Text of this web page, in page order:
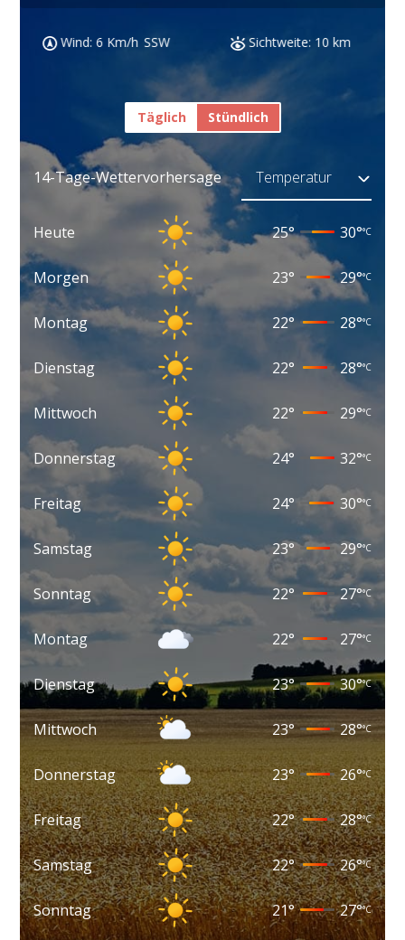
Sichtweite: 10 km Luftfeuchtigkeit: 49 %
Täglich Stündlich
14-Tage-Wettervorhersage
Heute 25° 30°°C
Morgen 23° 29°°C
Montag 22° 28°°C
Dienstag 22° 28°°C
Mittwoch 22° 29°°C
Donnerstag 24° 32°°C
Freitag 24° 30°°C
Samstag 23° 29°°C
Sonntag 22° 27°°C
Montag 22° 27°°C
Dienstag 23° 30°°C
Mittwoch 23° 28°°C
Donnerstag 23° 26°°C
Freitag 22° 28°°C
Samstag 22° 26°°C
Sonntag 21° 27°°C